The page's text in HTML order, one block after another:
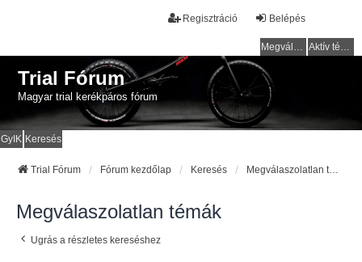
Belépés
Regisztráció
Megválaszolatlan témák Aktív témák
Trial Fórum
Magyar trial kerékpáros fórum
GyIK Keresés
Trial Fórum Fórum kezdőlap Keresés
Megválaszolatlan témák
Ugrás a részletes kereséshez